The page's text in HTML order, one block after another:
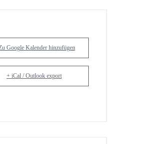
Google Kalender hinzufügen
+ iCal / Outlook export